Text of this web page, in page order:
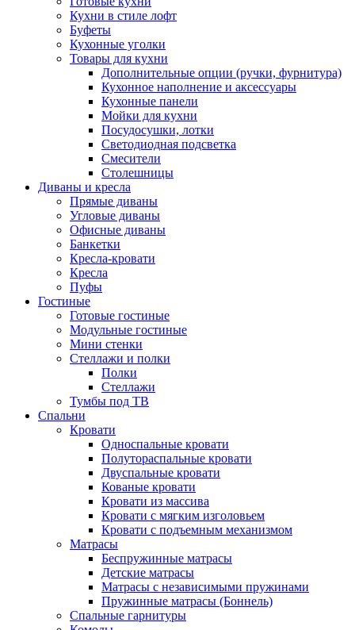
Кухни в стиле лофт
Буфеты
Кухонные уголки
Товары для кухни
Дополнительные опции (ручки, фурнитура)
Кухонное наполнение и аксессуары
Кухонные панели
Мойки для кухни
Посудосушки, лотки
Светодиодная подсветка
Смесители
Столешницы
Диваны и кресла
Прямые диваны
Угловые диваны
Офисные диваны
Банкетки
Кресла-кровати
Кресла
Пуфы
Гостиные
Готовые гостиные
Модульные гостиные
Мини стенки
Стеллажи и полки
Полки
Стеллажи
Тумбы под ТВ
Спальни
Кровати
Односпальные кровати
Полутораспальные кровати
Двуспальные кровати
Кованые кровати
Кровати из массива
Кровати с мягким изголовьем
Кровати с подъемным механизмом
Матрасы
Беспружинные матрасы
Детские матрасы
Матрасы с независимыми пружинами
Пружинные матрасы (Боннель)
Спальные гарнитуры